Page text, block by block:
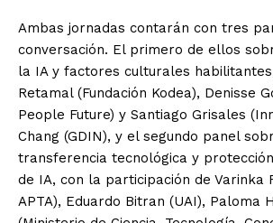
Ambas jornadas contarán con tres
conversación. El primero de ellos
la IA y factores culturales
Retamal (Fundación Kodea), Denisse
People Future) y Santiago Grisales
Chang (GDIN), y el segundo panel
transferencia tecnológica y
de IA, con la participación de Varinka
APTA), Eduardo Bitran (UAI), Paloma